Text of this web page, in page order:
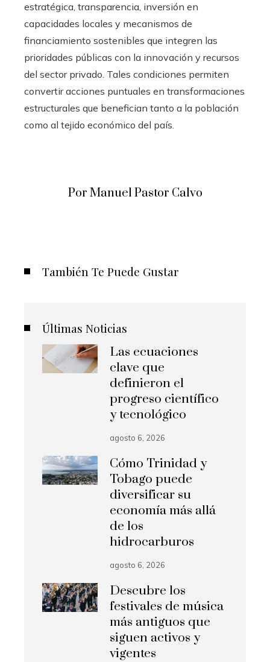
estratégica, transparencia, inversión en
capacidades locales y mecanismos de
financiamiento sostenibles que integren las
prioridades públicas con la innovación y recursos
del sector privado. Tales condiciones permiten
convertir acciones puntuales en transformaciones
estructurales que benefician tanto a la población
como al tejido económico del país.
Por Manuel Pastor Calvo
También Te Puede Gustar
Últimas Noticias
Las ecuaciones
clave que
definieron el
progreso científico
y tecnológico
agosto 6, 2026
Cómo Trinidad y
Tobago puede
diversificar su
economía más allá
de los
hidrocarburos
agosto 6, 2026
Descubre los
festivales de música
más antiguos que
siguen activos y
vigentes